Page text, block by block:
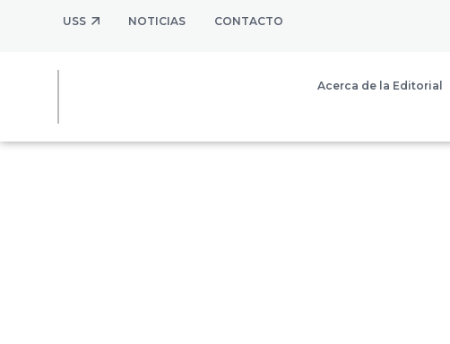
USS NOTICIAS CONTACTO
Acerca de la Editorial
RECURSOS